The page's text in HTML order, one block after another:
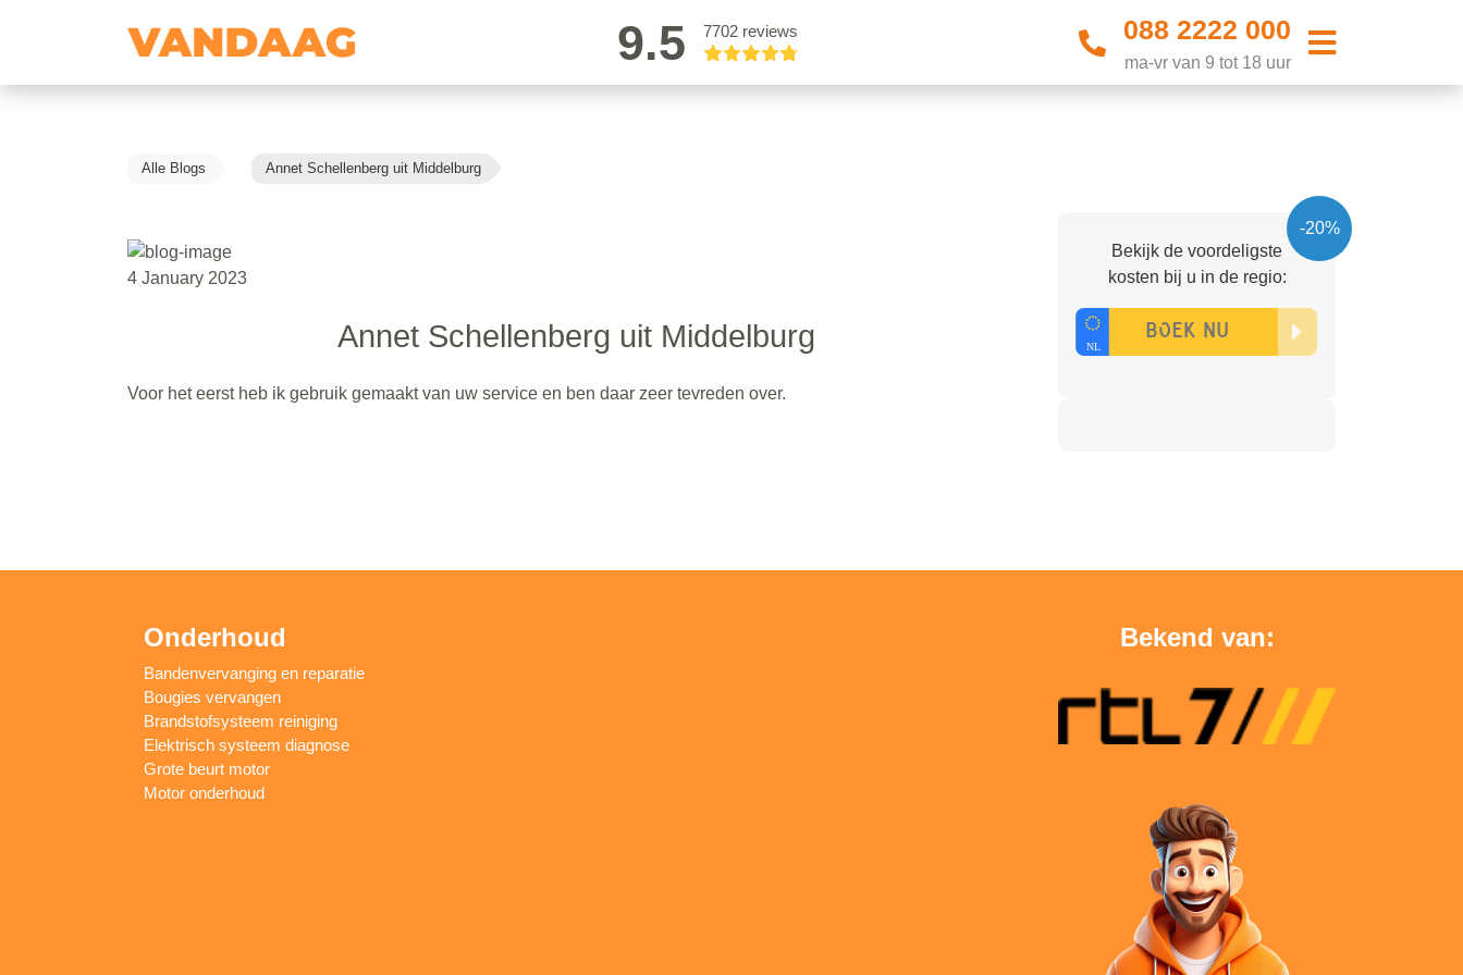
9.5 7702 reviews 088 2222 000
ma-vr van 9 tot 18 uur
Alle Blogs Annet Schellenberg uit Middelburg
4 January 2023
Annet Schellenberg uit Middelburg
Voor het eerst heb ik gebruik gemaakt van uw service en ben daar zeer tevreden over.
-20%
Bekijk de voordeligste
kosten bij u in de regio:
Onderhoud
Bandenvervanging en reparatie
Bougies vervangen
Brandstofsysteem reiniging
Elektrisch systeem diagnose
Grote beurt motor
Motor onderhoud
Bekend van: